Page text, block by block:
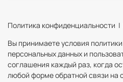
Политика конфиденциальности
Вы принимаете условия
персональных данных и
соглашения каждый раз, когда
любой форме обратной связи на